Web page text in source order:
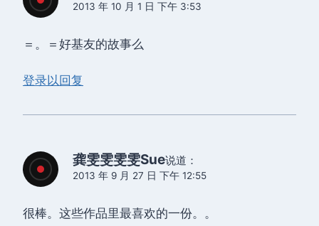
2013 年 10 月 1 日 下午 3:53
＝。＝好基友的故事么
登录以回复
龚雯雯雯雯Sue说道：
2013 年 9 月 27 日 下午 12:55
很棒。这些作品里最喜欢的一份。。